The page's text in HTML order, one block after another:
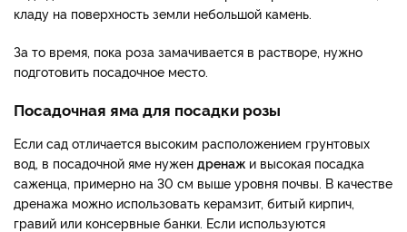
кладу на поверхность земли небольшой камень.
За то время, пока роза замачивается в растворе, нужно
подготовить посадочное место.
Посадочная яма для посадки розы
Если сад отличается высоким расположением грунтовых
вод, в посадочной яме нужен дренаж и высокая посадка
саженца, примерно на 30 см выше уровня почвы. В качестве
дренажа можно использовать керамзит, битый кирпич,
гравий или консервные банки. Если используются